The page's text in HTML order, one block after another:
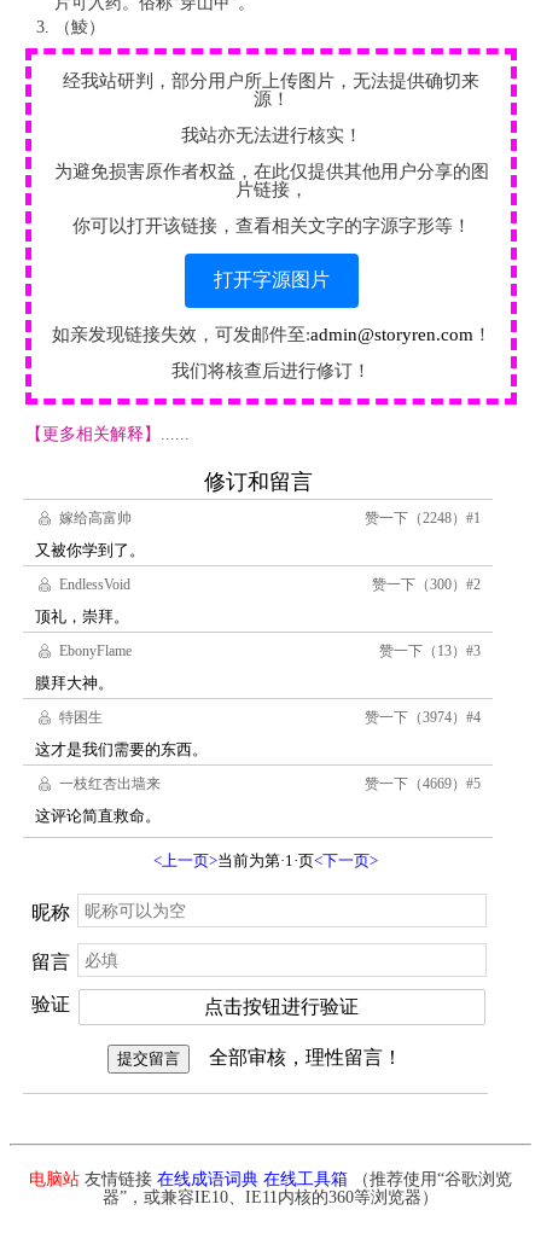
（鯪）
经我站研判，部分用户所上传图片，无法提供确切来
源！
我站亦无法进行核实！
为避免损害原作者权益，在此仅提供其他用户分享的图
片链接，
你可以打开该链接，查看相关文字的字源字形等！
打开字源图片
如亲发现链接失效，可发邮件至:admin@storyren.com ！
我们将核查后进行修订！
【更多相关解释】......
电脑站 友情链接 在线成语词典 在线工具箱 （推荐使用“谷歌浏览
器”，或兼容IE10、IE11内核的360等浏览器）